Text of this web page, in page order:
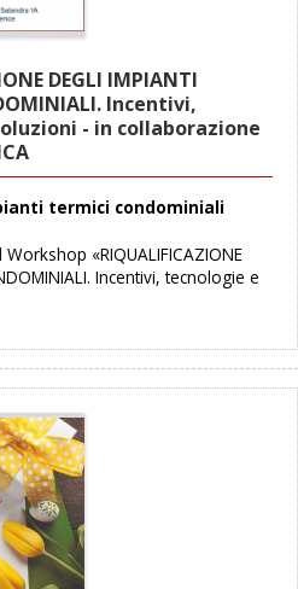
DEGLI IMPIANTI
Incentivi,
- in collaborazione
termici condominiali
«RIQUALIFICAZIONE
Incentivi, tecnologie e